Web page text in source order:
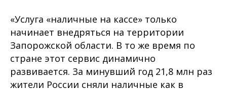
«Услуга «наличные на кассе» только
начинает внедряться на территории
Запорожской области. В то же время по
стране этот сервис динамично
развивается. За минувший год 21,8 млн раз
жители России сняли наличные как в